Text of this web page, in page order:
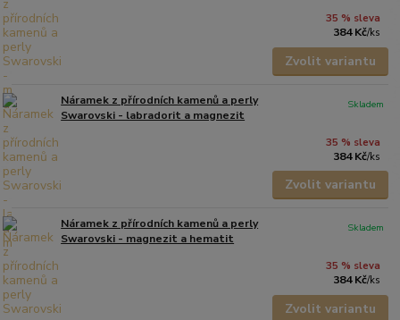
35 % sleva
384 Kč/ks
Zvolit variantu
Náramek z přírodních kamenů a perly
Swarovski - labradorit a magnezit
35 % sleva
384 Kč/ks
Skladem
Zvolit variantu
Náramek z přírodních kamenů a perly
Swarovski - magnezit a hematit
35 % sleva
384 Kč/ks
Skladem
Zvolit variantu